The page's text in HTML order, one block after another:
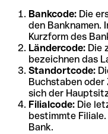
Bankcode: Die
den Banknamen.
Kurzform des
Ländercode: Die
bezeichnen das
Standortcode:
Buchstaben oder
sich der
Filialcode: Die
bestimmte
Bank.